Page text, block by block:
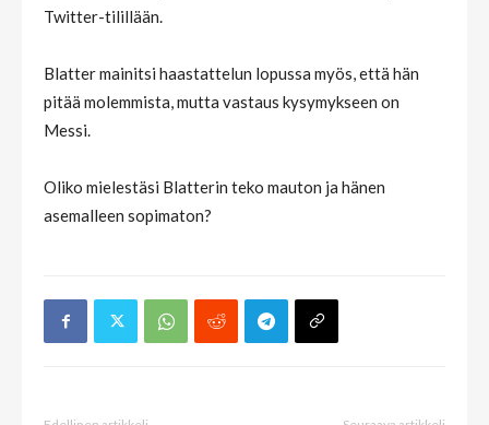
Twitter-tilillään.
Blatter mainitsi haastattelun lopussa myös, että hän
pitää molemmista, mutta vastaus kysymykseen on
Messi.
Oliko mielestäsi Blatterin teko mauton ja hänen
asemalleen sopimaton?